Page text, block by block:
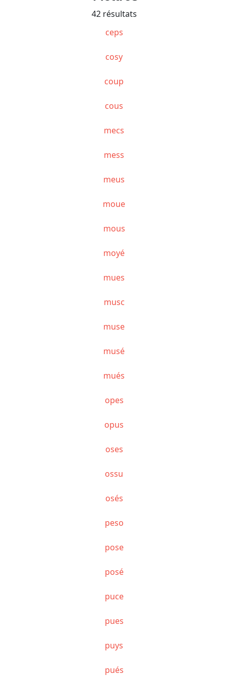
42 résultats
ceps
cosy
coup
cous
mecs
mess
meus
moue
mous
moyé
mues
musc
muse
musé
mués
opes
opus
oses
ossu
osés
peso
pose
posé
puce
pues
puys
pués